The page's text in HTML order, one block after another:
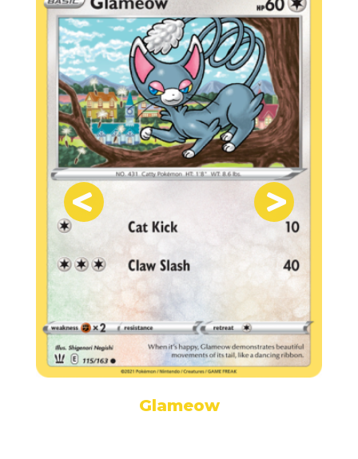
Glameow